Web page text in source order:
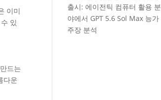
이미
있
드는
다운
출시: 에이전틱 컴퓨터 활용 분
야에서 GPT 5.6 Sol Max 능가
주장 분석